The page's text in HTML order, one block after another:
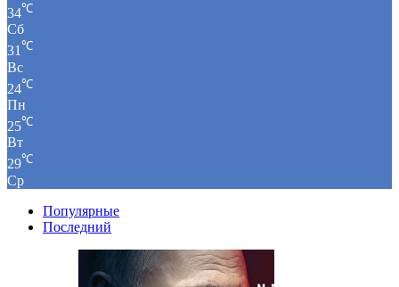
34℃
Сб
31℃
Вс
24℃
Пн
25℃
Вт
29℃
Ср
Популярные
Последний